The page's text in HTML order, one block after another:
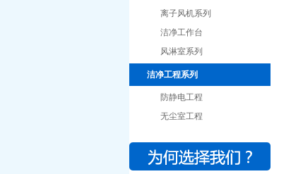
离子风机系列
洁净工作台
风淋室系列
洁净工程系列
防静电工程
无尘室工程